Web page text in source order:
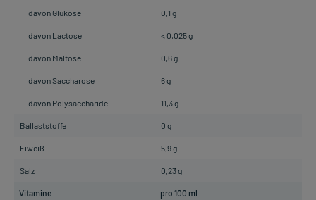
davon Glukose 0,1 g
davon Lactose < 0,025 g
davon Maltose 0,6 g
davon Saccharose 6 g
davon Polysaccharide 11,3 g
Ballaststoffe 0 g
Eiweiß 5,9 g
Salz 0,23 g
Vitamine pro 100 ml